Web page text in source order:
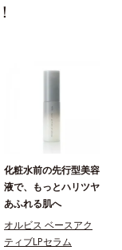
化粧水前の先行型美容
液で、もっとハリツヤ
あふれる肌へ
オルビス ベースアク
ティブLPセラム